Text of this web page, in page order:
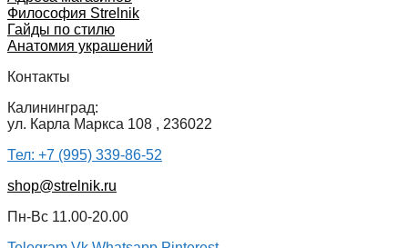
Философия Strelnik
Гайды по стилю
Анатомия украшений
Контакты
Калининград:
ул. Карла Маркса 108 , 236022
Тел: +7 (995) 339-86-52
shop@strelnik.ru
Пн-Вс 11.00-20.00